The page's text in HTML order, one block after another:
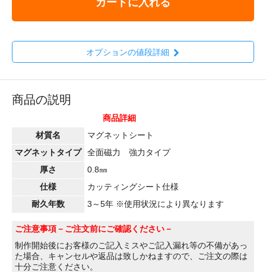
オプションの値段詳細
商品の説明
商品詳細
材質名
マグネットシート
マグネットタイプ
全面磁力 強力タイプ
厚さ
0.8㎜
仕様
カッティングシート仕様
耐久年数
3～5年 ※使用状況により異なります
ご注意事項 －ご注文前にご確認ください－
制作開始後にお客様のご記入ミスやご記入漏れ等の不備があっ
た場合、キャンセルや返品は致しかねますので、ご注文の際は
十分ご注意ください。